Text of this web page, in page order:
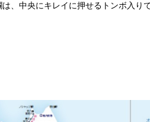
、中央にキレイに押せるトンボ入り